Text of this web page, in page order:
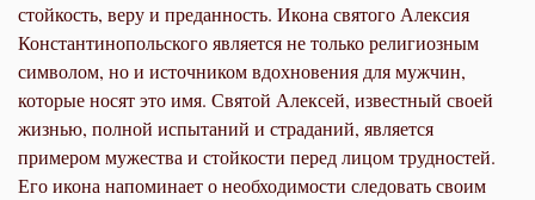
стойкость, веру и преданность. Икона святого Алексия
Константинопольского является не только религиозным
символом, но и источником вдохновения для мужчин,
которые носят это имя. Святой Алексей, известный своей
жизнью, полной испытаний и страданий, является
примером мужества и стойкости перед лицом трудностей.
Его икона напоминает о необходимости следовать своим